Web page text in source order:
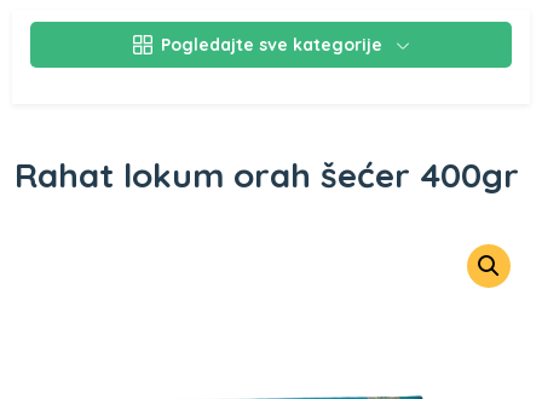
Pogledajte sve kategorije
Rahat lokum orah šećer 400gr